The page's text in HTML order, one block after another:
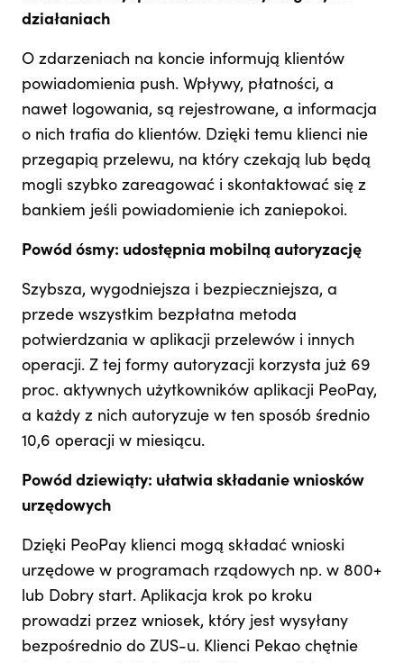
działaniach
O zdarzeniach na koncie informują klientów
powiadomienia push. Wpływy, płatności, a
nawet logowania, są rejestrowane, a informacja
o nich trafia do klientów. Dzięki temu klienci nie
przegapią przelewu, na który czekają lub będą
mogli szybko zareagować i skontaktować się z
bankiem jeśli powiadomienie ich zaniepokoi.
Powód ósmy: udostępnia mobilną autoryzację
Szybsza, wygodniejsza i bezpieczniejsza, a
przede wszystkim bezpłatna metoda
potwierdzania w aplikacji przelewów i innych
operacji. Z tej formy autoryzacji korzysta już 69
proc. aktywnych użytkowników aplikacji PeoPay,
a każdy z nich autoryzuje w ten sposób średnio
10,6 operacji w miesiącu.
Powód dziewiąty: ułatwia składanie wniosków
urzędowych
Dzięki PeoPay klienci mogą składać wnioski
urzędowe w programach rządowych np. w 800+
lub Dobry start. Aplikacja krok po kroku
prowadzi przez wniosek, który jest wysyłany
bezpośrednio do ZUS-u. Klienci Pekao chętnie